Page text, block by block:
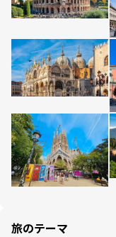
旅のテーマ